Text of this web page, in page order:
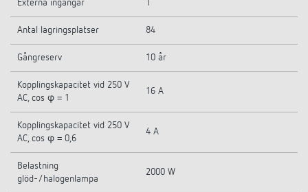
Externa ingångar 1
Antal lagringsplatser 84
Gångreserv 10 år
Kopplingskapacitet vid 250 V
AC, cos φ = 1
16 A
Kopplingskapacitet vid 250 V
AC, cos φ = 0,6
4 A
Belastning
glöd-/halogenlampa
2000 W